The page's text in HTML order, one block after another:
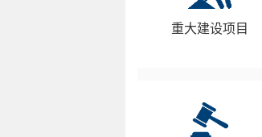
重大建设项目